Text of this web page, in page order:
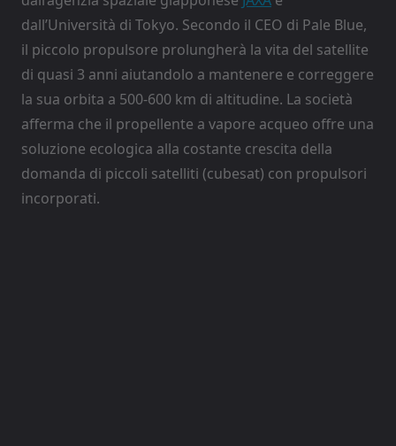
dall’Università di Tokyo. Secondo il CEO di Pale Blue,
il piccolo propulsore prolungherà la vita del satellite
di quasi 3 anni aiutandolo a mantenere e correggere
la sua orbita a 500-600 km di altitudine. La società
afferma che il propellente a vapore acqueo offre una
soluzione ecologica alla costante crescita della
domanda di piccoli satelliti (cubesat) con propulsori
incorporati.